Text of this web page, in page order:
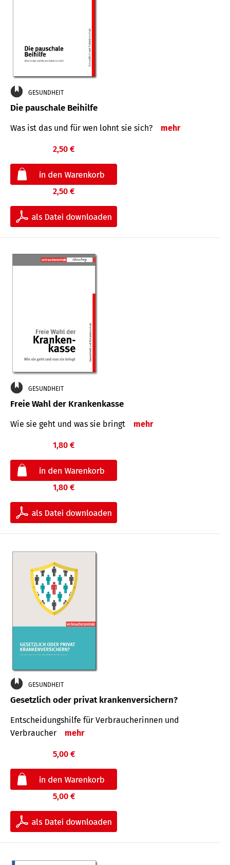
GESUNDHEIT
Die pauschale Beihilfe
Was ist das und für wen lohnt sie sich? mehr
2,50 €
2,50 €
GESUNDHEIT
Freie Wahl der Krankenkasse
Wie sie geht und was sie bringt mehr
1,80 €
1,80 €
GESUNDHEIT
Gesetzlich oder privat krankenversichern?
Entscheidungshilfe für Verbraucherinnen und
Verbraucher
mehr
5,00 €
5,00 €